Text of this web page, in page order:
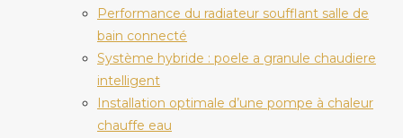
Performance du radiateur soufflant salle de
bain connecté
Système hybride : poele a granule chaudiere
intelligent
Installation optimale d’une pompe à chaleur
chauffe eau